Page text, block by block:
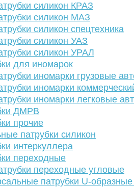
силикон КРАЗ
силикон МАЗ
силикон спецтехника
силикон УАЗ
силикон УРАЛ
для иномарок
иномарки грузовые
иномарки
иномарки легковые
ДМРВ
прочие
патрубки силикон
интеркуллера
переходные
переходные угловые
патрубки U-